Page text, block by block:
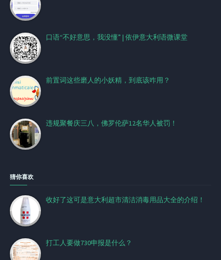
口语“不好意思，我没懂” | 依伊意大利语微课堂
前置词这些磨人的小妖精，到底该咋用？
违规聚餐庆三八，佛罗伦萨12名华人被罚！
猜你喜欢
收好了这可是意大利超市清洁消毒用品大全的介绍！
打工人要做730申报是什么？